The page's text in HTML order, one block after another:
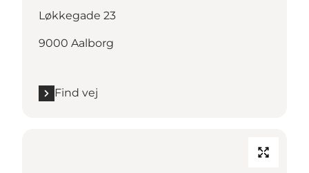
Løkkegade 23
9000 Aalborg
Find vej